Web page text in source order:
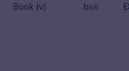
Book (v) bʊk